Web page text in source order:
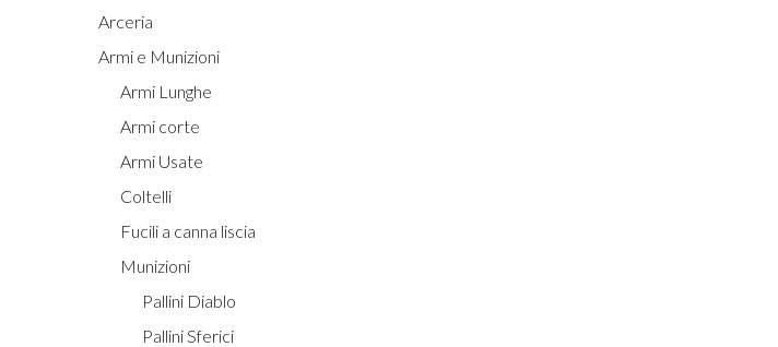
Arceria
Armi e Munizioni
Armi Lunghe
Armi corte
Armi Usate
Coltelli
Fucili a canna liscia
Munizioni
Pallini Diablo
Pallini Sferici